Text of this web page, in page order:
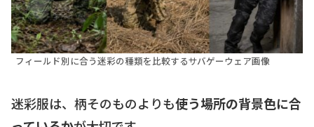
フィールド別に合う迷彩の種類を比較するサバゲーウェア画像
迷彩服は、柄そのものよりも使う場所の背景色に合